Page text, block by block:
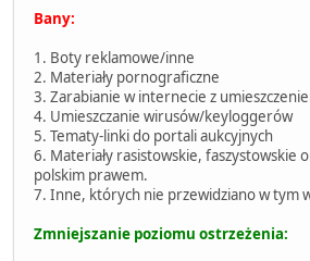
Bany:
1. Boty reklamowe/inne
2. Materiały pornograficzne
3. Zarabianie w internecie z
4. Umieszczanie wirusów/keyloggerów
5. Tematy-linki do portali aukcyjnych
6. Materiały rasistowskie, faszystowskie
polskim prawem.
7. Inne, których nie przewidziano w tym
Zmniejszanie poziomu ostrzeżenia: